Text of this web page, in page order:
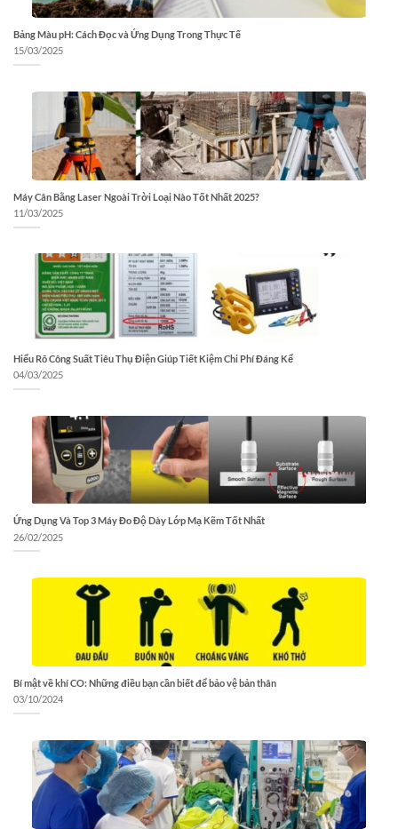
Bảng Màu pH: Cách Đọc và Ứng Dụng Trong Thực Tế
15/03/2025
Máy Cân Bằng Laser Ngoài Trời Loại Nào Tốt Nhất 2025?
11/03/2025
Hiểu Rõ Công Suất Tiêu Thụ Điện Giúp Tiết Kiệm Chi Phí Đáng Kể
04/03/2025
Ứng Dụng Và Top 3 Máy Đo Độ Dày Lớp Mạ Kẽm Tốt Nhất
26/02/2025
Bí mật về khí CO: Những điều bạn cần biết để bảo vệ bản thân
03/10/2024